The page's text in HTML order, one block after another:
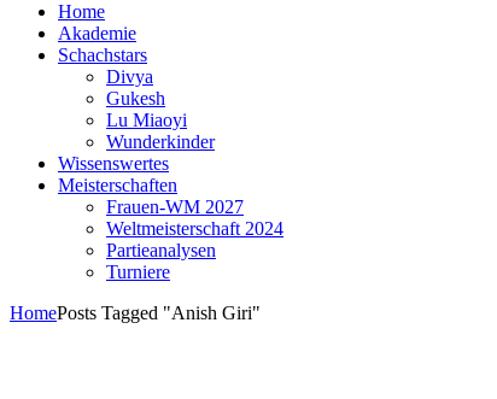
Home
Akademie
Schachstars
Divya
Gukesh
Lu Miaoyi
Wunderkinder
Wissenswertes
Meisterschaften
Frauen-WM 2027
Weltmeisterschaft 2024
Partieanalysen
Turniere
HomePosts Tagged "Anish Giri"